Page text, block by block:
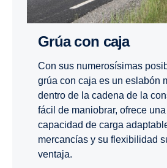
Grúa con caja
Con sus numerosísimas
grúa con caja es un eslabón
dentro de la cadena de la
fácil de maniobrar, ofrece
capacidad de carga
mercancías y su flexibilidad
ventaja.